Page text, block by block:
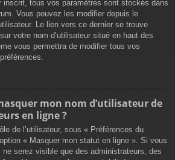
inscrit, tous vos paramètres sont stockés dans
Vous pouvez les modifier depuis le
Le lien vers ce dernier se trouve
votre nom d’utilisateur situé en haut des
vous permettra de modifier tous vos
mon nom d’utilisateur de
en ligne ?
de l’utilisateur, sous « Préférences du
« Masquer mon statut en ligne ». Si vous
serez visible que des administrateurs, des